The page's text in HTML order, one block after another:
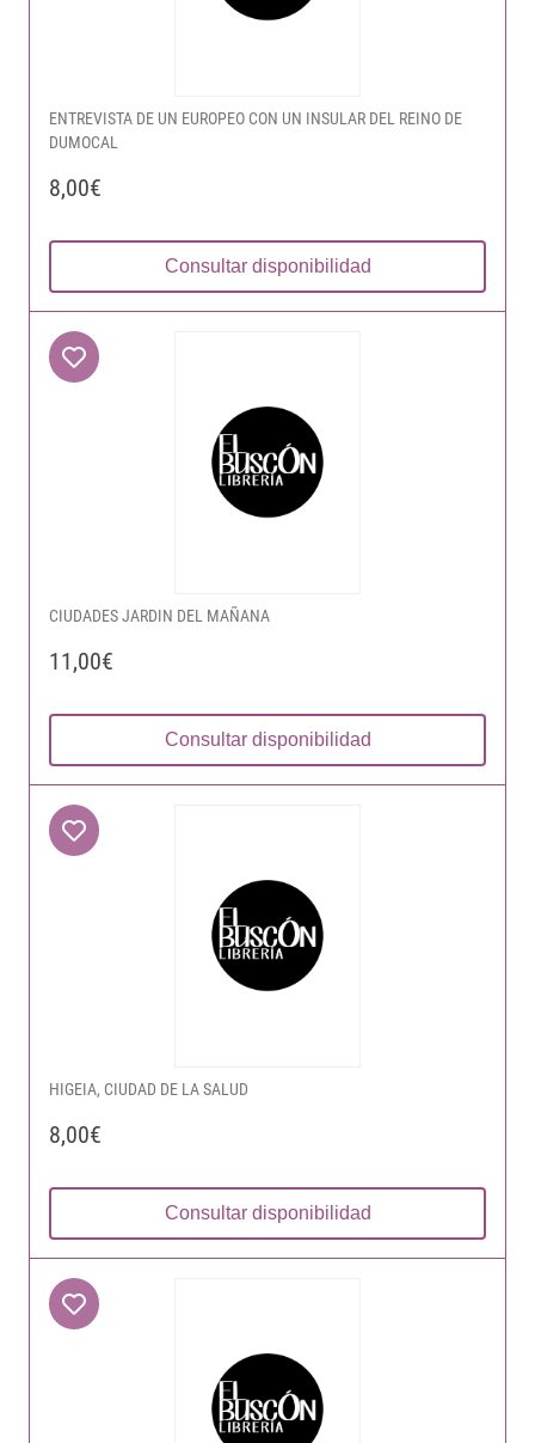
ENTREVISTA DE UN EUROPEO CON UN INSULAR DEL REINO DE
DUMOCAL
8,00€
Consultar disponibilidad
CIUDADES JARDIN DEL MAÑANA
11,00€
Consultar disponibilidad
HIGEIA, CIUDAD DE LA SALUD
8,00€
Consultar disponibilidad